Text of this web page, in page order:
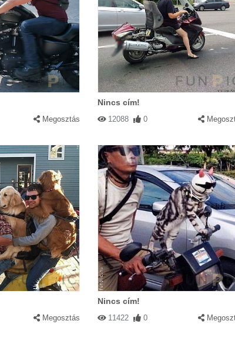
Megosztás
Nincs cím!
12088 0
Megosztás
Nincs cím!
11422 0